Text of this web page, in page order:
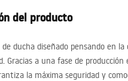
del producto
ducha diseñado pensando en la
Gracias a una fase de producción
la máxima seguridad y